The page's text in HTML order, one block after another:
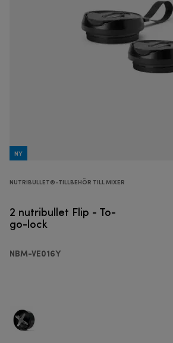
NY
NUTRIBULLET®-TILLBEHÖR TILL MIXER
2 nutribullet Flip - To-
go-lock
NBM-VE016Y